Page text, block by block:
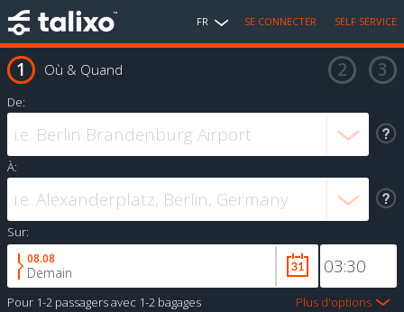
FR SE CONNECTER SELF SERVICE
Où & Quand
De:
À:
Sur:
08.08
Demain
Pour 1-2 passagersavec 1-2 bagages Plus d'options